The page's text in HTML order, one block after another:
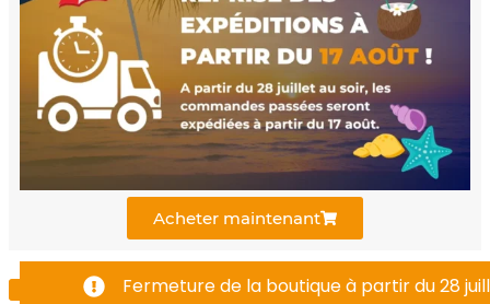
b
o
o
k
-
u
b
e
e
d
i
n
Acheter maintenant
Fermeture de la boutique à partir du 28